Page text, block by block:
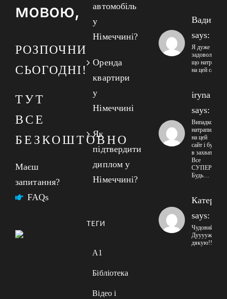
мовою,
РОЗПОЧНИ
СЬОГОДНІ!
ТУТ
ВСЕ
БЕЗКОШТОВНО
Маєш
запитання?
FAQs
автомобіль
у
Німеччині?
Оренда
квартири
у
Німеччині
Як
підтвердити
диплом у
Німеччині?
ТЕГИ
A1
Бібліотека
Відео і
Вадим
says:
Я дуже
задоволений
що натрапив
на цей сайт
iryna
says:
Випадково
натрапила
на цей
сайт і була
в захваті!
Все
СУПЕР!
Будь…
says:
Чудовий
Дууууже
дякую!!!